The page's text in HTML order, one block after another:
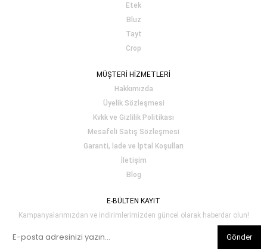
Etek
Bluz
Tayt
Crop
MÜŞTERİ HİZMETLERİ
Hakkımızda
Üyelik Sözleşmesi
Kvkk ve Gizlilik Politikası
Mesafeli Satış Sözleşmesi
Garanti, İade ve İptal Koşulları
İletişim
Blog
E-BÜLTEN KAYIT
Kampanyalarımızdan ve indirimlerimizden güncel olarak haberdar olun!
Gönder